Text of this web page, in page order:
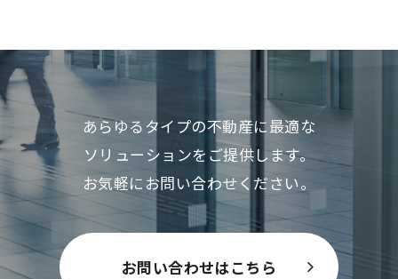
あらゆるタイプの不動産に最適な
ソリューションをご提供します。
お気軽にお問い合わせください。
お問い合わせはこちら